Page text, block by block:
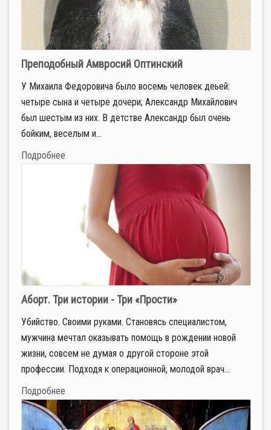
Преподобный Амвросий Оптинский
У Михаила Федоровича было восемь человек деьей:
четыре сына и четыре дочери; Александр Михайлович
был шестым из них. В детстве Александр был очень
бойким, веселым и...
Подробнее
Аборт. Три истории - Три «Прости»
Убийство. Своими руками. Становясь специалистом,
мужчина мечтал оказывать помощь в рождении новой
жизни, совсем не думая о другой стороне этой
профессии. Подходя к операционной, молодой врач...
Подробнее